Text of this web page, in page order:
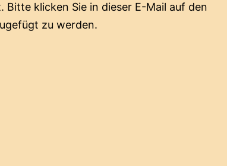
klicken Sie in dieser E-Mail auf den
zu werden.